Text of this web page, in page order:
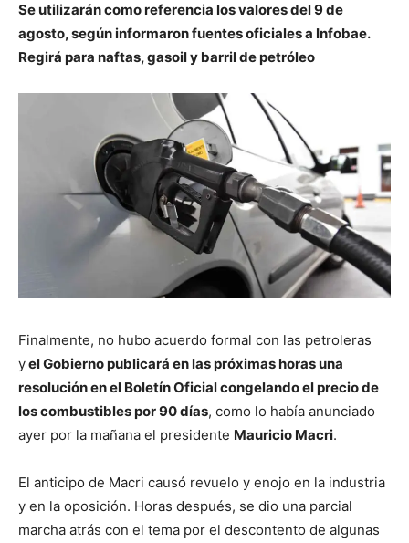
Se utilizarán como referencia los valores del 9 de
agosto, según informaron fuentes oficiales a Infobae.
Regirá para naftas, gasoil y barril de petróleo
Finalmente, no hubo acuerdo formal con las petroleras
yel Gobierno publicará en las próximas horas una
resolución en el Boletín Oficial congelando el precio de
los combustibles por 90 días, como lo había anunciado
ayer por la mañana el presidente Mauricio Macri.
El anticipo de Macri causó revuelo y enojo en la industria
y en la oposición. Horas después, se dio una parcial
marcha atrás con el tema por el descontento de algunas